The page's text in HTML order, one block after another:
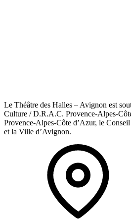
Le Théâtre des Halles – Avignon est
Culture / D.R.A.C. Provence-Alpes-
Provence-Alpes-Côte d’Azur, le
et la Ville d’Avignon.